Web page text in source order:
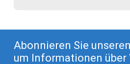
Abonnieren Sie
um Informationen